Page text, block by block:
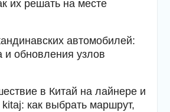
их решать на месте
автомобилей:
и обновления узлов
в Китай на лайнере и
kitaj: как выбрать маршрут,